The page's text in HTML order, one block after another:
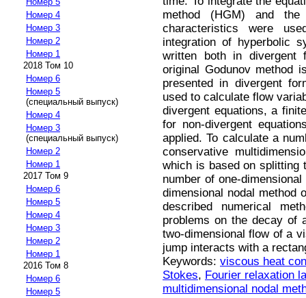
Номер 4
Номер 3
Номер 2
Номер 1
2018 Том 10
Номер 6
Номер 5
(специальный выпуск)
Номер 4
Номер 3
(специальный выпуск)
Номер 2
Номер 1
2017 Том 9
Номер 6
Номер 5
Номер 4
Номер 3
Номер 2
Номер 1
2016 Том 8
Номер 6
Номер 5
method (HGM) and the
characteristics were
integration of hyperbolic
written both in divergent
original Godunov method
presented in divergent
used to calculate flow
divergent equations, a
for non-divergent
applied. To calculate a
conservative
which is based on splitting
number of one-
dimensional nodal method
described numerical
problems on the decay of
two-dimensional flow of a
jump interacts with a
Keywords: viscous heat
Stokes, Fourier relaxation
multidimensional nodal